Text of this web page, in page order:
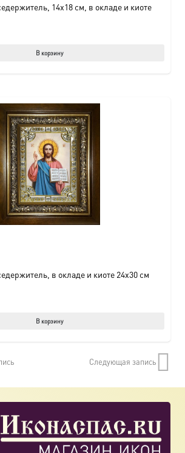
14х18 см, в окладе и киоте
В корзину
в окладе и киоте 24х30 см
В корзину
Следующая запись